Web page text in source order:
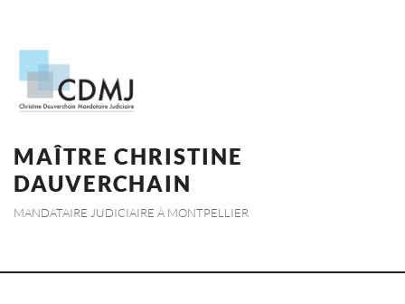
MAÎTRE CHRISTINE
DAUVERCHAIN
MANDATAIRE JUDICIAIRE À MONTPELLIER